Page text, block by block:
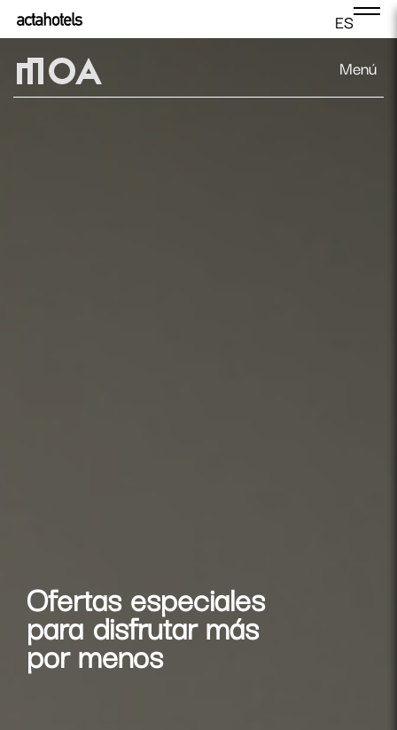
ES
Menú
Ofertas especiales
para disfrutar más
por menos